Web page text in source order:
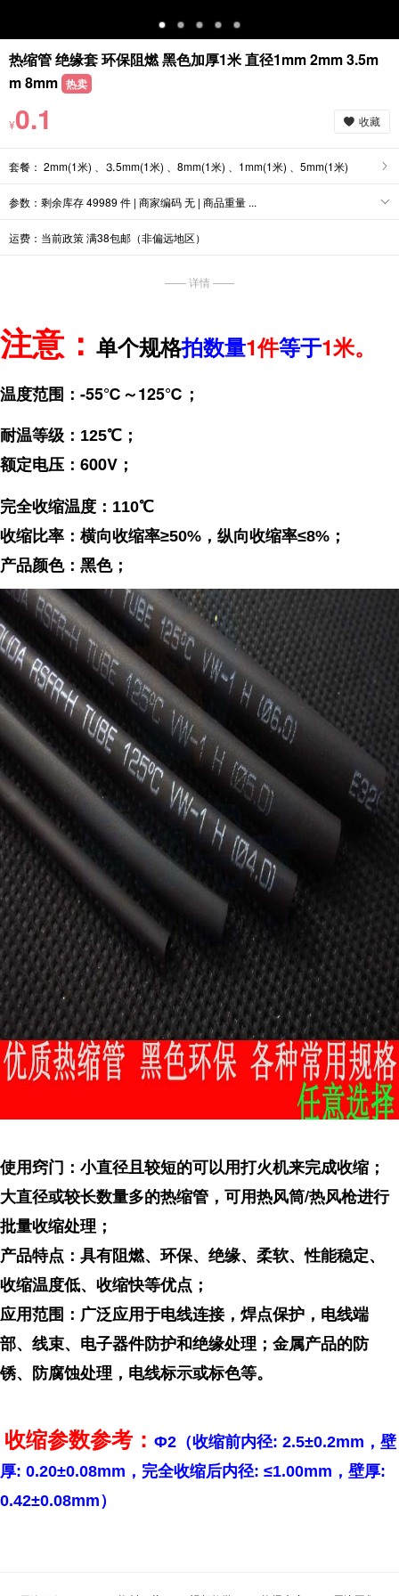
热缩管 绝缘套 环保阻燃 黑色加厚1米 直径1mm 2mm 3.5m
m 8mm 热卖
¥0.1 收藏
套餐： 2mm(1米) 、⒊5mm(1米) 、8mm(1米) 、1mm(1米) 、5mm(1米)
参数：剩余库存 49989 件 | 商家编码 无 | 商品重量 ...
运费：当前政策 满38包邮（非偏远地区）
—— 详情 ——
注意： 单个规格拍数量1件等于1米。
温度范围：-55℃～125℃；
耐温等级：125℃；
额定电压：600V；
完全收缩温度：110℃
收缩比率： 横向收缩率≥50%，纵向收缩率≤8%；
产品颜色：黑色；
使用窍门：小直径且较短的可以用打火机来完成收缩；
大直径或较长数量多的热缩管，可用热风筒/热风枪进行
批量收缩处理；
产品特点：具有阻燃、环保、绝缘、柔软、性能稳定、
收缩温度低、收缩快等优点；
应用范围：广泛应用于电线连接，焊点保护，电线端
部、线束、电子器件防护和绝缘处理；金属产品的防
锈、防腐蚀处理，电线标示或标色等。
收缩参数参考： Φ2（收缩前内径: 2.5±0.2mm，壁
厚: 0.20±0.08mm，完全收缩后内径: ≤1.00mm，壁厚:
0.42±0.08mm）